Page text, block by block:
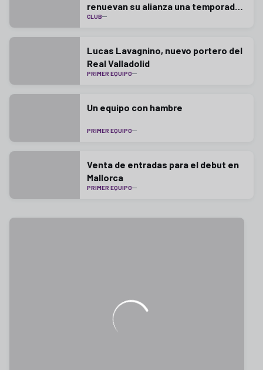
renuevan su alianza una temporada
más
CLUB
Lucas Lavagnino, nuevo portero del
Real Valladolid
PRIMER EQUIPO
Un equipo con hambre
PRIMER EQUIPO
Venta de entradas para el debut en
Mallorca
PRIMER EQUIPO